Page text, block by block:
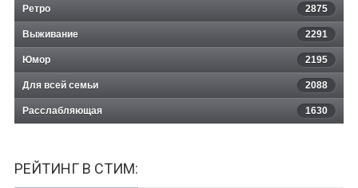
Ретро 2875
Выживание 2291
Юмор 2195
Для всей семьи 2088
Расслабляющая 1630
РЕЙТИНГ В СТИМ: